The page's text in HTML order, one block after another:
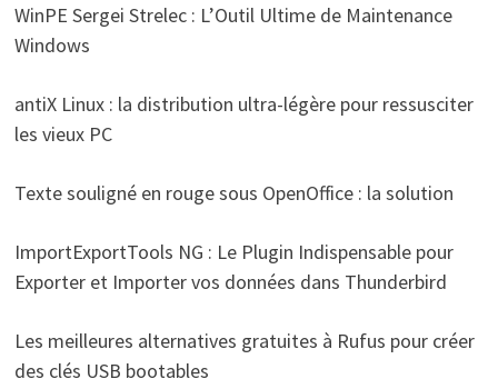
WinPE Sergei Strelec : L’Outil Ultime de Maintenance
Windows
antiX Linux : la distribution ultra-légère pour ressusciter
les vieux PC
Texte souligné en rouge sous OpenOffice : la solution
ImportExportTools NG : Le Plugin Indispensable pour
Exporter et Importer vos données dans Thunderbird
Les meilleures alternatives gratuites à Rufus pour créer
des clés USB bootables